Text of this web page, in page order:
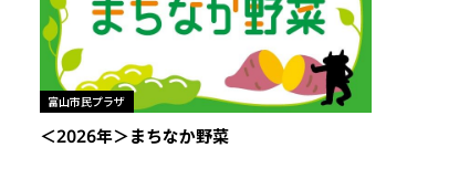
富山市民プラザ
＜2026年＞まちなか野菜